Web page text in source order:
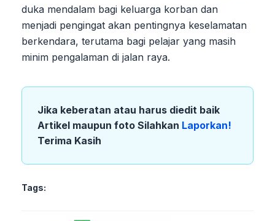
duka mendalam bagi keluarga korban dan
menjadi pengingat akan pentingnya keselamatan
berkendara, terutama bagi pelajar yang masih
minim pengalaman di jalan raya.
Jika keberatan atau harus diedit baik
Artikel maupun foto Silahkan Laporkan!
Terima Kasih
Tags: